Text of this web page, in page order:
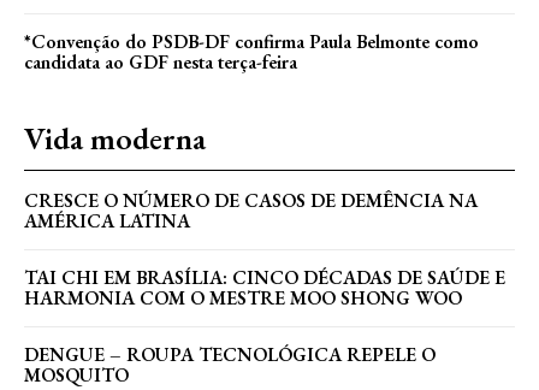
*Convenção do PSDB-DF confirma Paula Belmonte como
candidata ao GDF nesta terça-feira
Vida moderna
CRESCE O NÚMERO DE CASOS DE DEMÊNCIA NA
AMÉRICA LATINA
TAI CHI EM BRASÍLIA: CINCO DÉCADAS DE SAÚDE E
HARMONIA COM O MESTRE MOO SHONG WOO
DENGUE – ROUPA TECNOLÓGICA REPELE O
MOSQUITO